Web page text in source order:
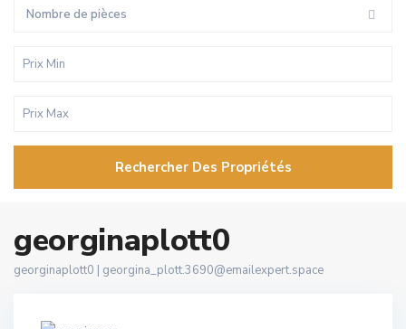
Nombre de pièces
Rechercher Des Propriétés
georginaplott0
georginaplott0 | georgina_plott.3690@emailexpert.space